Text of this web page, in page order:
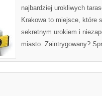
najbardziej urokliwych
Krakowa to miejsce, które
sekretnym urokiem i
miasto. Zaintrygowany?